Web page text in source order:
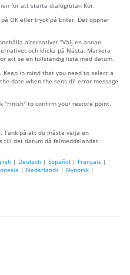
för att starta dialogrutan Kör.
OK eller tryck på Enter. Det öppnar
alternativet "Välj en annan
och klicka på Nästa. Markera
att se en fullständig lista med datum.
Keep in mind that you need to select a
date when the sens.dll error message
"Finish" to confirm your restore point.
på att du måste välja en
till det datum då felmeddelandet
| Deutsch | Español | Français |
| Nederlands | Nynorsk |